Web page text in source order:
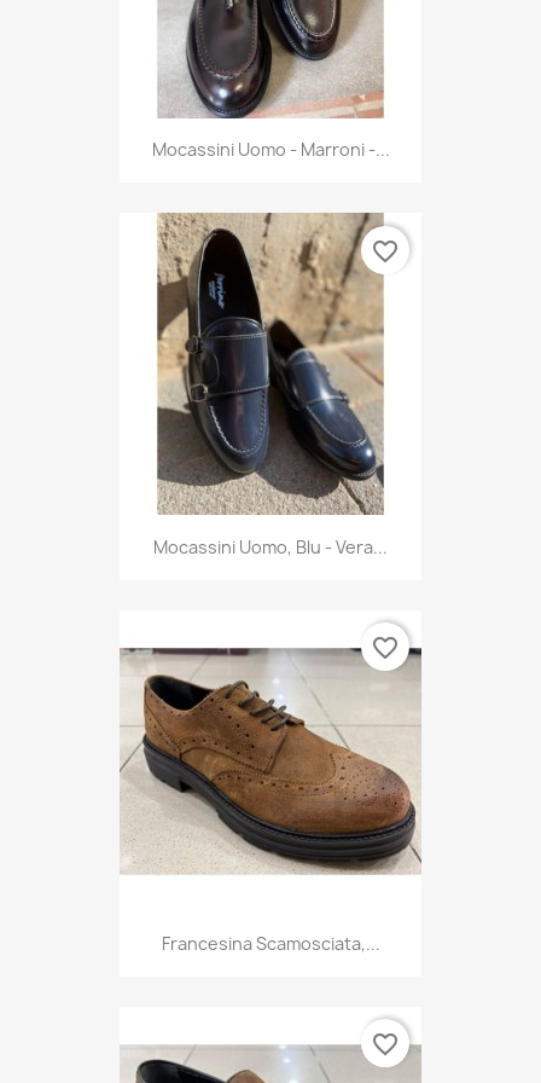
Mocassini Uomo - Marroni -...
Mocassini Uomo, Blu - Vera...
favorite_border
Francesina Scamosciata,...
favorite_border
favorite_border